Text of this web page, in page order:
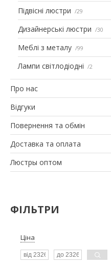
Підвісні люстри 29
Дизайнерські люстри 30
Меблі з металу 99
Лампи світлодіодні 2
Про нас
Відгуки
Повернення та обмін
Доставка та оплата
Люстры оптом
ФІЛЬТРИ
Ціна